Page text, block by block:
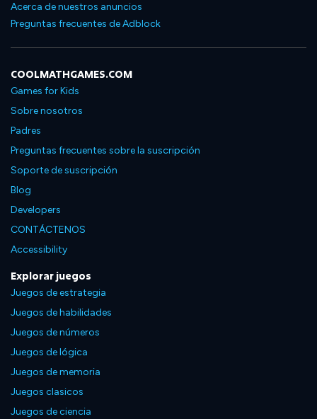
Acerca de nuestros anuncios
Preguntas frecuentes de Adblock
COOLMATHGAMES.COM
Games for Kids
Sobre nosotros
Padres
Preguntas frecuentes sobre la suscripción
Soporte de suscripción
Blog
Developers
CONTÁCTENOS
Accessibility
Explorar juegos
Juegos de estrategia
Juegos de habilidades
Juegos de números
Juegos de lógica
Juegos de memoria
Juegos clasicos
Juegos de ciencia